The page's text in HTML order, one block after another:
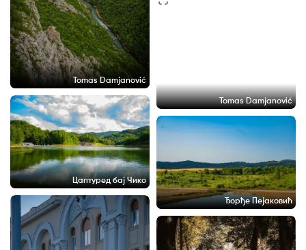
Tomas Damjanović
Tomas Damjanović
Цаптуред бај Чико
Ђорђе Пејаковић